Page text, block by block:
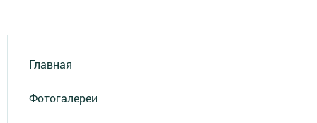
Главная
Фотогалереи